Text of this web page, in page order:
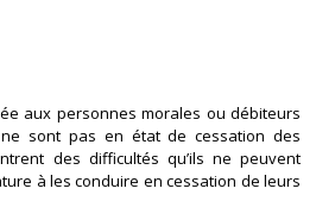
aux personnes morales ou débiteurs
sont pas en état de cessation des
des difficultés qu’ils ne peuvent
à les conduire en cessation de leurs